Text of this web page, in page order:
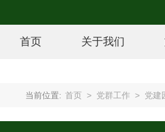
首页 关于我们
当前位置: 首页 > 党群工作 > 党建